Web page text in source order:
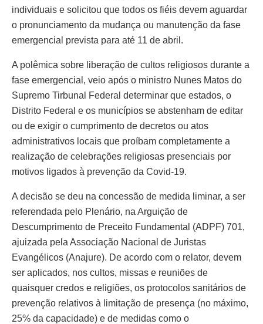
individuais e solicitou que todos os fiéis devem aguardar
o pronunciamento da mudança ou manutenção da fase
emergencial prevista para até 11 de abril.
A polêmica sobre liberação de cultos religiosos durante a
fase emergencial, veio após o ministro Nunes Matos do
Supremo Tirbunal Federal determinar que estados, o
Distrito Federal e os municípios se abstenham de editar
ou de exigir o cumprimento de decretos ou atos
administrativos locais que proíbam completamente a
realização de celebrações religiosas presenciais por
motivos ligados à prevenção da Covid-19.
A decisão se deu na concessão de medida liminar, a ser
referendada pelo Plenário, na Arguição de
Descumprimento de Preceito Fundamental (ADPF) 701,
ajuizada pela Associação Nacional de Juristas
Evangélicos (Anajure). De acordo com o relator, devem
ser aplicados, nos cultos, missas e reuniões de
quaisquer credos e religiões, os protocolos sanitários de
prevenção relativos à limitação de presença (no máximo,
25% da capacidade) e de medidas como o